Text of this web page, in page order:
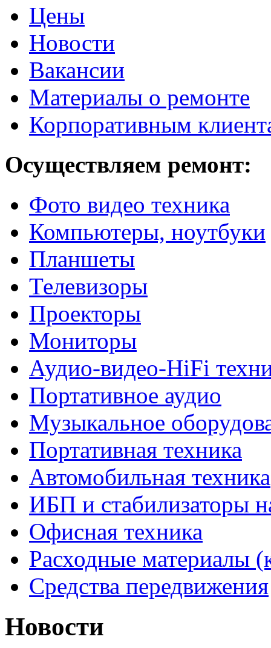
Цены
Новости
Вакансии
Материалы о ремонте
Корпоративным
Осуществляем ремонт:
Фото видео техника
Компьютеры, ноутбуки
Планшеты
Телевизоры
Проекторы
Мониторы
Аудио-видео-HiFi
Портативное аудио
Музыкальное
Портативная техника
Автомобильная техника
ИБП и стабилизаторы
Офисная техника
Расходные материалы
Средства передвижения
Новости